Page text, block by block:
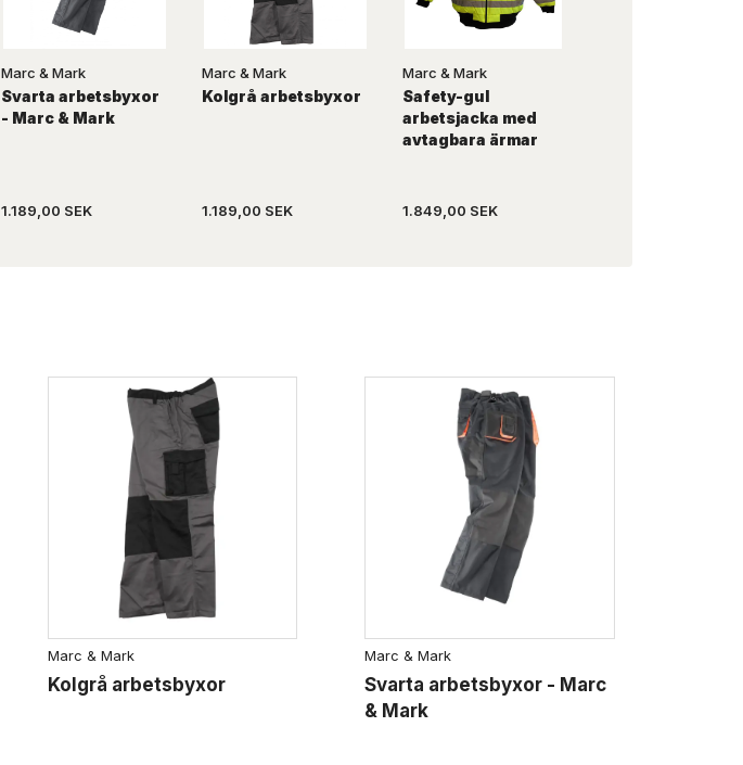
Marc & Mark
Svarta arbetsbyxor
- Marc & Mark
1.189,00 SEK
Marc & Mark
Kolgrå arbetsbyxor
1.189,00 SEK
Marc & Mark
Safety-gul
arbetsjacka med
avtagbara ärmar
1.849,00 SEK
Marc & Mark
Kolgrå arbetsbyxor
Marc & Mark
Svarta arbetsbyxor - Marc
& Mark